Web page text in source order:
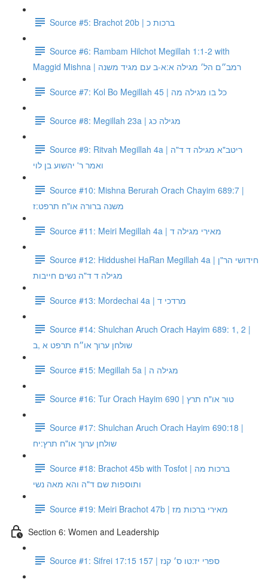
Source #5: Brachot 20b | ברכות כ
Source #6: Rambam Hilchot Megillah 1:1-2 with
Maggid Mishna | רמב״ם הל׳ מגילה א:א-ב עם מגיד משנה
Source #7: Kol Bo Megillah 45 | כל בו מגילה מה
Source #8: Megillah 23a | מגילה כג
Source #9: Ritvah Megillah 4a | ריטב"א מגילה ד ד"ה
ואמר ר' יהשוע בן לוי
Source #10: Mishna Berurah Orach Chayim 689:7 |
משנה ברורה או"ח תרפט:ז
Source #11: Meiri Megillah 4a | מאירי מגילה ד
Source #12: Hiddushei HaRan Megillah 4a | חידושי הר"ן
מגילה ד ד"ה נשים חייבות
Source #13: Mordechai 4a | מרדכי ד
Source #14: Shulchan Aruch Orach Hayim 689: 1, 2 |
שולחן ערוך או״ח תרפט א ,ב
Source #15: Megillah 5a | מגילה ה
Source #16: Tur Orach Hayim 690 | טור או"ח תרץ
Source #17: Shulchan Aruch Orach Hayim 690:18 |
שולחן ערוך או"ח תרץ:יח
Source #18: Brachot 45b with Tosfot | ברכות מה
ותוספות שם ד"ה והא מאה נשי
Source #19: Meiri Brachot 47b | מאירי ברכות מז
Section 6: Women and Leadership
Source #1: Sifrei 17:15 157 | ספרי יז:טו ס׳ קנז